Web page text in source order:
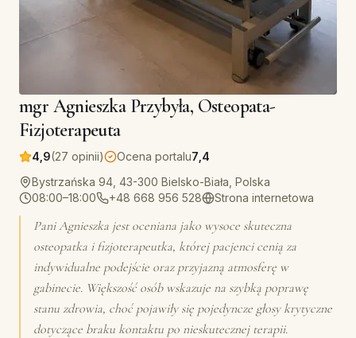
mgr Agnieszka Przybyła, Osteopata-
Fizjoterapeuta
4,9(27 opinii) Ocena portalu7,4
Bystrzańska 94, 43-300 Bielsko-Biała, Polska
08:00–18:00
+48 668 956 528 Strona internetowa
Pani Agnieszka jest oceniana jako wysoce skuteczna
osteopatka i fizjoterapeutka, której pacjenci cenią za
indywidualne podejście oraz przyjazną atmosferę w
gabinecie. Większość osób wskazuje na szybką poprawę
stanu zdrowia, choć pojawiły się pojedyncze głosy krytyczne
dotyczące braku kontaktu po nieskutecznej terapii.